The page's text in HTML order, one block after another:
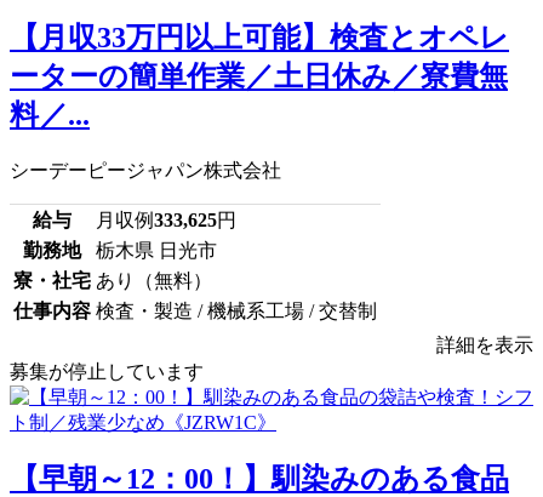
【月収33万円以上可能】検査とオペレ
ーターの簡単作業／土日休み／寮費無
料／...
シーデーピージャパン株式会社
給与 月収例333,625円
勤務地
栃木県 日光市
寮・社宅 あり（無料）
仕事内容 検査・製造 / 機械系工場 / 交替制
詳細を表示
募集が停止しています
【早朝～12：00！】馴染みのある食品